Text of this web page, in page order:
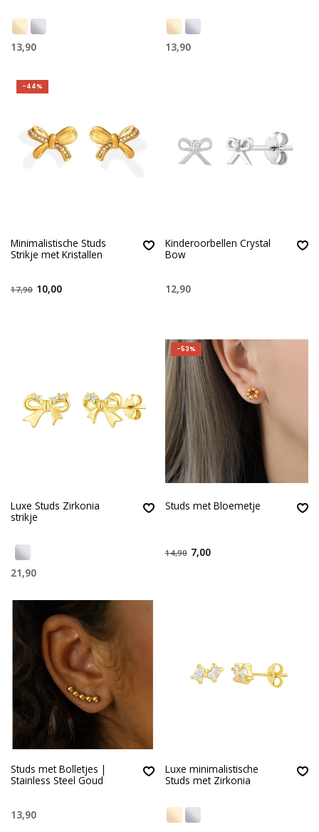
13,90 13,90
-44%
Minimalistische Studs
Strikje met Kristallen
17,90 10,00
Kinderoorbellen Crystal
Bow
12,90
Luxe Studs Zirkonia
strikje
21,90
-53%
Studs met Bloemetje
14,90 7,00
Studs met Bolletjes |
Stainless Steel Goud
13,90
Luxe minimalistische
Studs met Zirkonia